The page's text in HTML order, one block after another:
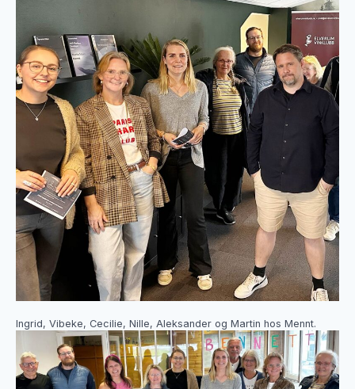
Ingrid, Vibeke, Cecilie, Nille, Aleksander og Martin hos Mennt.